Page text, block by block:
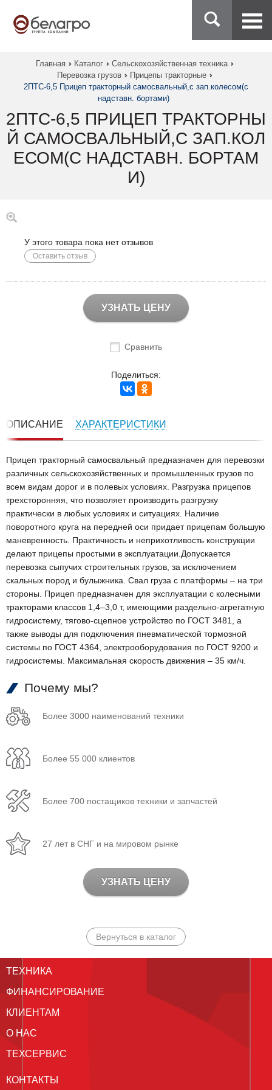
Главная Каталог
Сельскохозяйственная техника
Перевозка грузов
Прицепы тракторные
2ПТС-6,5 Прицеп тракторный самосвальный,с зап.колесом(с
надставн. бортами)
2ПТС-6,5 ПРИЦЕП ТРАКТОРНЫ
Й САМОСВАЛЬНЫЙ,С ЗАП.КОЛ
ЕСОМ(С НАДСТАВН. БОРТАМ
И)
У этого товара пока нет отзывов
Оставить отзыв
УЗНАТЬ ЦЕНУ
Сравнить
Поделиться:
ОПИСАНИЕ ХАРАКТЕРИСТИКИ
Прицеп тракторный самосвальный предназначен для перевозки
различных сельскохозяйственных и промышленных грузов по
всем видам дорог и в полевых условиях. Разгрузка прицепов
трехсторонняя, что позволяет производить разгрузку
практически в любых условиях и ситуациях. Наличие
поворотного круга на передней оси придает прицепам большую
маневренность. Практичность и неприхотливость конструкции
делают прицепы простыми в эксплуатации.Допускается
перевозка сыпучих строительных грузов, за исключением
скальных пород и булыжника. Свал груза с платформы – на три
стороны. Прицеп предназначен для эксплуатации с колесными
тракторами классов 1,4–3,0 т, имеющими раздельно-агрегатную
гидросистему, тягово-сцепное устройство по ГОСТ 3481, а
также выводы для подключения пневматической тормозной
системы по ГОСТ 4364, электрооборудования по ГОСТ 9200 и
гидросистемы. Максимальная скорость движения – 35 км/ч.
Почему мы?
Более 3000 наименований техники
Более 55 000 клиентов
Более 700 постащиков техники и запчастей
27 лет в СНГ и на мировом рынке
УЗНАТЬ ЦЕНУ
Вернуться в каталог
ТЕХНИКА
ФИНАНСИРОВАНИЕ
КЛИЕНТАМ
О НАС
ТЕХСЕРВИС
КОНТАКТЫ